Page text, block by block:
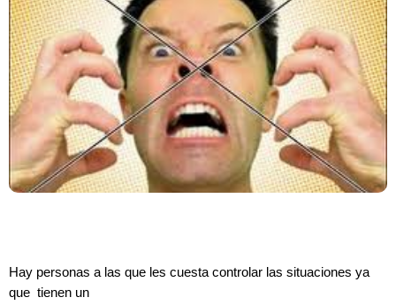
Hay personas a las que les cuesta controlar las situaciones ya
que tienen un